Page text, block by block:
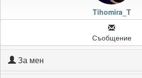
Блокирай Tihomira_TTihomira_T
Съобщение
За мен